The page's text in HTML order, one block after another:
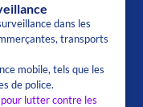
dans les
transports
mobile, tels que les
de police.
lutter contre les